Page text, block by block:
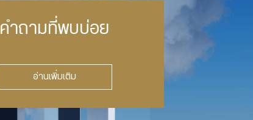
คำถามที่พบบ่อย
อ่านเพิ่มเติม